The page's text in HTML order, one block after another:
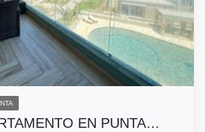
EN PUNTA…